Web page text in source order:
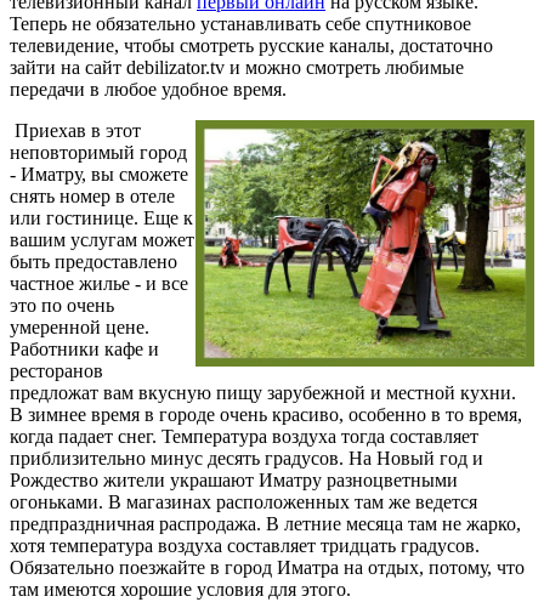
Теперь не обязательно устанавливать себе спутниковое
телевидение, чтобы смотреть русские каналы, достаточно
зайти на сайт debilizator.tv и можно смотреть любимые
передачи в любое удобное время.
Приехав в этот
неповторимый город
- Иматру, вы сможете
снять номер в отеле
или гостинице. Еще к
вашим услугам может
быть предоставлено
частное жилье - и все
это по очень
умеренной цене.
Работники кафе и
ресторанов
предложат вам вкусную пищу зарубежной и местной кухни.
В зимнее время в городе очень красиво, особенно в то время,
когда падает снег. Температура воздуха тогда составляет
приблизительно минус десять градусов. На Новый год и
Рождество жители украшают Иматру разноцветными
огоньками. В магазинах расположенных там же ведется
предпраздничная распродажа. В летние месяца там не жарко,
хотя температура воздуха составляет тридцать градусов.
Обязательно поезжайте в город Иматра на отдых, потому, что
там имеются хорошие условия для этого.